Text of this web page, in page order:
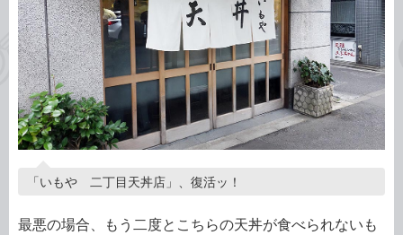
「いもや 二丁目天丼店」、復活ッ！
最悪の場合、もう二度とこちらの天丼が食べられないも